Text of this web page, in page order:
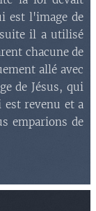
est l'image de
il a utilisé
chacune de
allé avec
de Jésus, qui
revenu et a
emparions de